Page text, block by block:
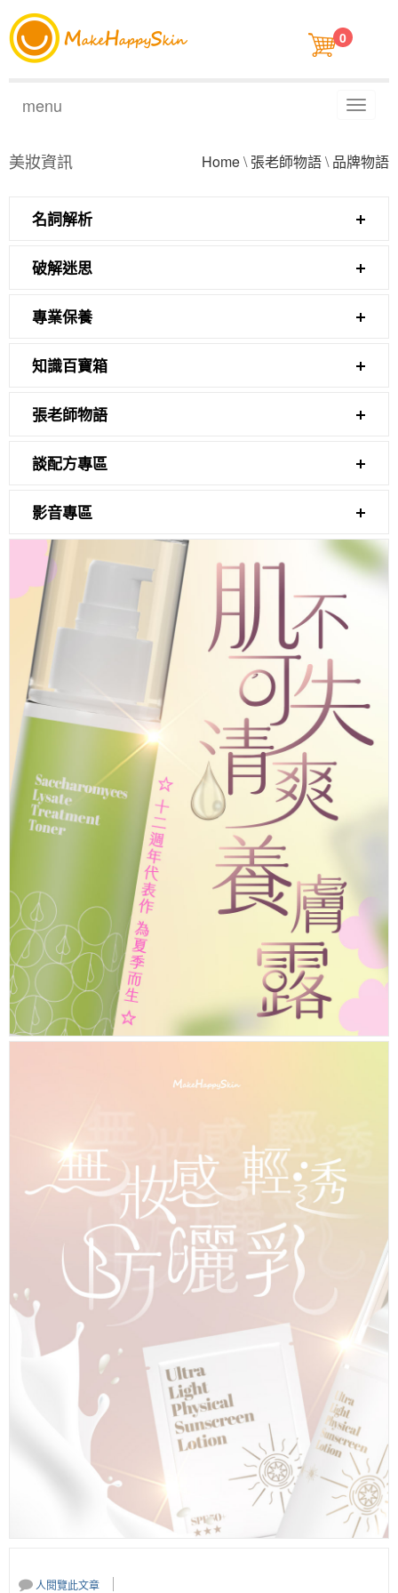
0
Toggle
menu
美妝資訊 Home\ 張老師物語\ 品牌物語
名詞解析
破解迷思
專業保養
知識百寶箱
張老師物語
談配方專區
影音專區
人閱覽此文章